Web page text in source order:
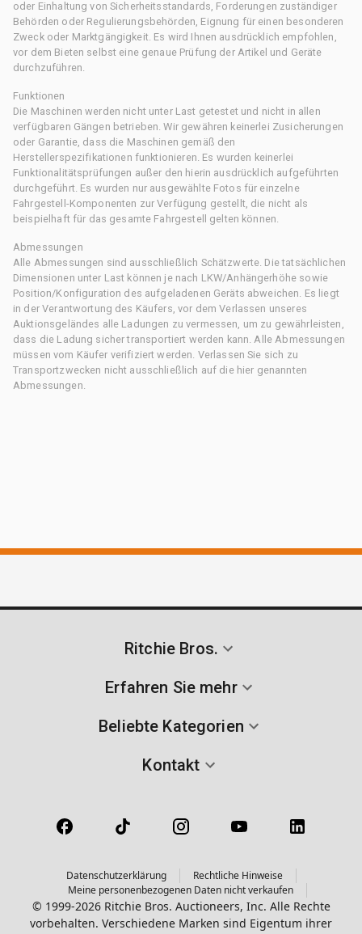
oder Einhaltung von Sicherheitsstandards, Forderungen zuständiger
Behörden oder Regulierungsbehörden, Eignung für einen besonderen
Zweck oder Marktgängigkeit. Es wird Ihnen ausdrücklich empfohlen,
vor dem Bieten selbst eine genaue Prüfung der Artikel und Geräte
durchzuführen.
Funktionen
Die Maschinen werden nicht unter Last getestet und nicht in allen
verfügbaren Gängen betrieben. Wir gewähren keinerlei Zusicherungen
oder Garantie, dass die Maschinen gemäß den
Herstellerspezifikationen funktionieren. Es wurden keinerlei
Funktionalitätsprüfungen außer den hierin ausdrücklich aufgeführten
durchgeführt. Es wurden nur ausgewählte Fotos für einzelne
Fahrgestell-Komponenten zur Verfügung gestellt, die nicht als
beispielhaft für das gesamte Fahrgestell gelten können.
Abmessungen
Alle Abmessungen sind ausschließlich Schätzwerte. Die tatsächlichen
Dimensionen unter Last können je nach LKW/Anhängerhöhe sowie
Position/Konfiguration des aufgeladenen Geräts abweichen. Es liegt
in der Verantwortung des Käufers, vor dem Verlassen unseres
Auktionsgeländes alle Ladungen zu vermessen, um zu gewährleisten,
dass die Ladung sicher transportiert werden kann. Alle Abmessungen
müssen vom Käufer verifiziert werden. Verlassen Sie sich zu
Transportzwecken nicht ausschließlich auf die hier genannten
Abmessungen.
Ritchie Bros.
Erfahren Sie mehr
Beliebte Kategorien
Kontakt
Datenschutzerklärung
Rechtliche Hinweise
Meine personenbezogenen Daten nicht verkaufen
© 1999-2026 Ritchie Bros. Auctioneers, Inc. Alle Rechte
vorbehalten. Verschiedene Marken sind Eigentum ihrer